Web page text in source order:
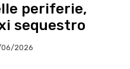
periferie,
sequestro
2026